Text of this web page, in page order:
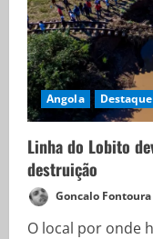
Angola Destaque
Linha do Lobito
destruição
Goncalo Fontoura
O local por onde